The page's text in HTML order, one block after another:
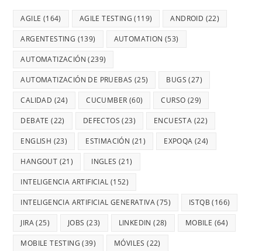
AGILE (164) AGILE TESTING (119) ANDROID (22)
ARGENTESTING (139) AUTOMATION (53)
AUTOMATIZACIÓN (239)
AUTOMATIZACIÓN DE PRUEBAS (25) BUGS (27)
CALIDAD (24) CUCUMBER (60) CURSO (29)
DEBATE (22) DEFECTOS (23) ENCUESTA (22)
ENGLISH (23) ESTIMACIÓN (21) EXPOQA (24)
HANGOUT (21) INGLES (21)
INTELIGENCIA ARTIFICIAL (152)
INTELIGENCIA ARTIFICIAL GENERATIVA(75) ISTQB (166)
JIRA(25) JOBS (23) LINKEDIN (28) MOBILE (64)
MOBILE TESTING (39) MÓVILES (22)